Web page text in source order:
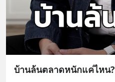
บ้านล้นตลาดหนักแค่ไหน?